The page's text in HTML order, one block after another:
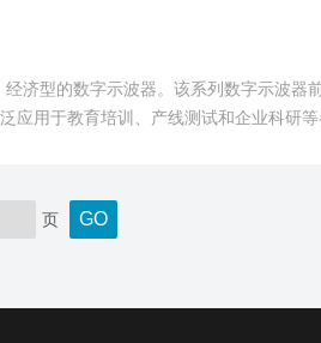
济型的数字示波器。该系列数字示波器
育培训、产线测试和企业科研等各个领域。 产品特
页